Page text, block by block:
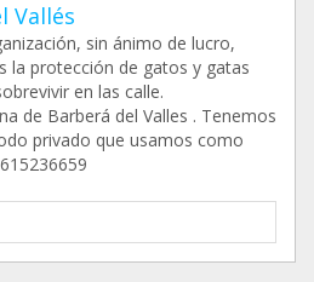
Vallés
sin ánimo de lucro,
la protección de gatos y gatas
en las calle.
de Barberá del Valles . Tenemos
privado que usamos como